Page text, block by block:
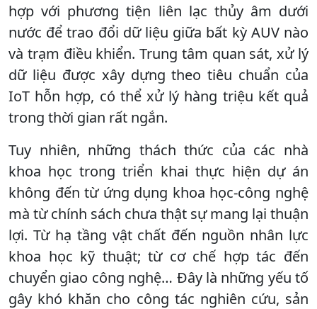
hợp với phương tiện liên lạc thủy âm dưới
nước để trao đổi dữ liệu giữa bất kỳ AUV nào
và trạm điều khiển. Trung tâm quan sát, xử lý
dữ liệu được xây dựng theo tiêu chuẩn của
IoT hỗn hợp, có thể xử lý hàng triệu kết quả
trong thời gian rất ngắn.
Tuy nhiên, những thách thức của các nhà
khoa học trong triển khai thực hiện dự án
không đến từ ứng dụng khoa học-công nghệ
mà từ chính sách chưa thật sự mang lại thuận
lợi. Từ hạ tầng vật chất đến nguồn nhân lực
khoa học kỹ thuật; từ cơ chế hợp tác đến
chuyển giao công nghệ… Đây là những yếu tố
gây khó khăn cho công tác nghiên cứu, sản